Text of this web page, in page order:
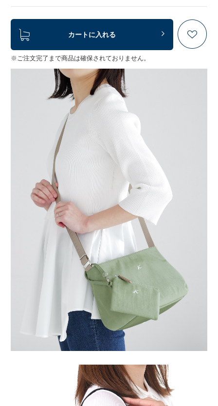
カートに入れる
※ご注文完了まで商品は確保されておりません。